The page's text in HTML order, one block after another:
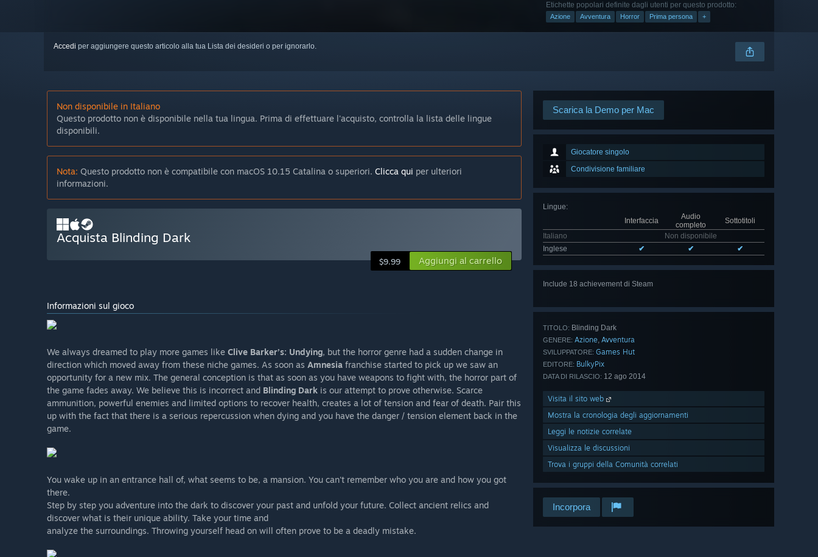
Etichette popolari definite dagli utenti per questo prodotto:
Azione Avventura Horror Prima persona +
Accedi per aggiungere questo articolo alla tua Lista dei desideri o per ignorarlo.
Scarica la Demo per Mac
Giocatore singolo
Condivisione familiare
Lingue:
Interfaccia
Audio
completo
Sottotitoli
Italiano
Non disponibile
Inglese
✔ ✔ ✔
Include 18 achievement di Steam
TITOLO: Blinding Dark
GENERE: Azione, Avventura
SVILUPPATORE: Games Hut
EDITORE: BulkyPix
DATA DI RILASCIO: 12 ago 2014
Visita il sito web
Mostra la cronologia degli aggiornamenti
Leggi le notizie correlate
Visualizza le discussioni
Trova i gruppi della Comunità correlati
Incorpora
Non disponibile in Italiano
Questo prodotto non è disponibile nella tua lingua. Prima di effettuare l'acquisto, controlla la lista delle lingue
disponibili.
Nota: Questo prodotto non è compatibile con macOS 10.15 Catalina o superiori. Clicca qui per ulteriori
informazioni.
Acquista Blinding Dark
$9.99 Aggiungi al carrello
Informazioni sul gioco
We always dreamed to play more games like Clive Barker’s: Undying, but the horror genre had a sudden change in
direction which moved away from these niche games. As soon as Amnesia franchise started to pick up we saw an
opportunity for a new mix. The general conception is that as soon as you have weapons to fight with, the horror part of
the game fades away. We believe this is incorrect and Blinding Dark is our attempt to prove otherwise. Scarce
ammunition, powerful enemies and limited options to recover health, creates a lot of tension and fear of death. Pair this
up with the fact that there is a serious repercussion when dying and you have the danger / tension element back in the
game.
You wake up in an entrance hall of, what seems to be, a mansion. You can't remember who you are and how you got
there.
Step by step you adventure into the dark to discover your past and unfold your future. Collect ancient relics and
discover what is their unique ability. Take your time and
analyze the surroundings. Throwing yourself head on will often prove to be a deadly mistake.